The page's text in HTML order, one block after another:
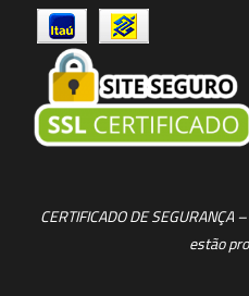
CERTIFICADO DE
estão